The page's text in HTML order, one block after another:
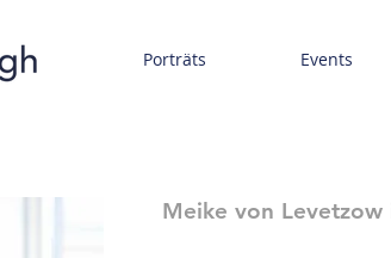
Porträts Events
Meike von Levetzow